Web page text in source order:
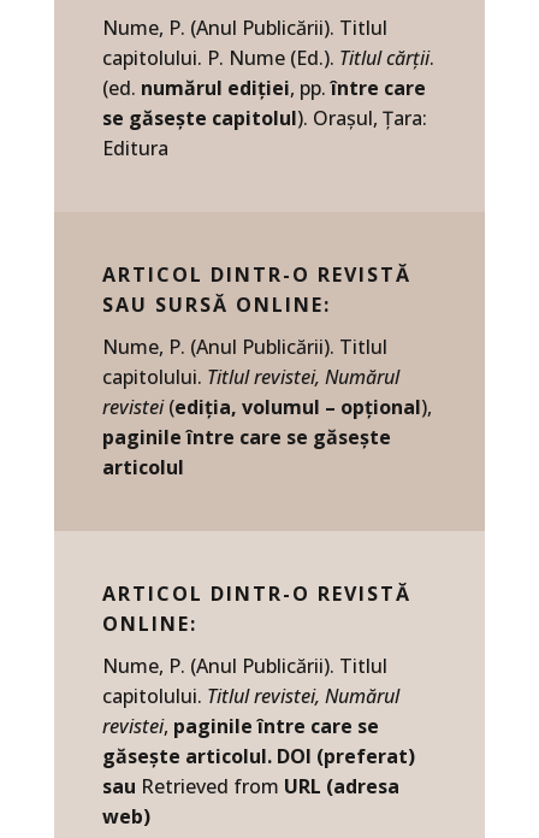
Nume, P. (Anul Publicării). Titlul
capitolului. P. Nume (Ed.). Titlul cărții.
(ed. numărul ediției, pp.între care
se găsește capitolul). Orașul, Țara:
Editura
ARTICOL DINTR-O REVISTĂ
SAU SURSĂ ONLINE:
Nume, P. (Anul Publicării). Titlul
capitolului. Titlul revistei, Numărul
revistei(ediția, volumul – opțional),
paginile între care se găsește
articolul
ARTICOL DINTR-O REVISTĂ
ONLINE:
Nume, P. (Anul Publicării). Titlul
capitolului. Titlul revistei, Numărul
revistei, paginile între care se
găsește articolul. DOI (preferat)
sau Retrieved from URL (adresa
web)